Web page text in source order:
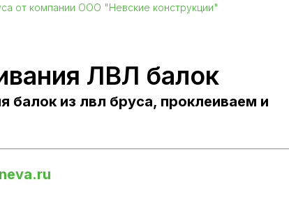
от компании ООО "Невские конструкции"
ЛВЛ балок
балок из лвл бруса, проклеиваем и